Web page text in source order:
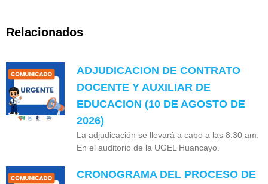
Relacionados
ADJUDICACION DE CONTRATO
DOCENTE Y AUXILIAR DE
EDUCACION (10 DE AGOSTO DE
2026)
La adjudicación se llevará a cabo a las 8:30 am.
En el auditorio de la UGEL Huancayo.
CRONOGRAMA DEL PROCESO DE